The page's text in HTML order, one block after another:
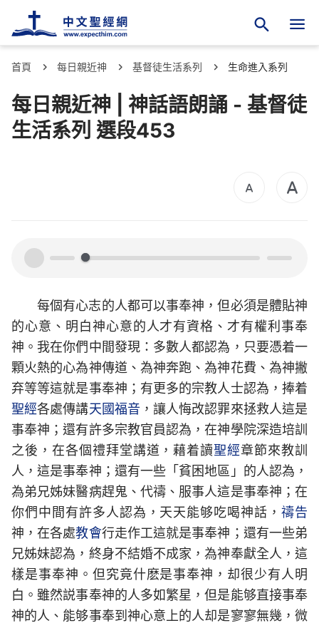
首頁 每日親近神 基督徒生活系列 生命進入系列
每日親近神 | 神話語朗誦 - 基督徒
生活系列 選段453
00:00 00:00
每個有心志的人都可以事奉神，但必須是體貼神
的心意、明白神心意的人才有資格、才有權利事奉
神。我在你們中間發現：多數人都認為，只要憑着一
顆火熱的心為神傳道、為神奔跑、為神花費、為神撇
弃等等這就是事奉神；有更多的宗教人士認為，捧着
聖經各處傳講天國福音 ，讓人悔改認罪來拯救人這是
事奉神；還有許多宗教官員認為，在神學院深造培訓
之後，在各個禮拜堂講道，藉着讀聖經章節來教訓
人，這是事奉神；還有一些「貧困地區」的人認為，
為弟兄姊妹醫病趕鬼、代禱、服事人這是事奉神；在
你們中間有許多人認為，天天能够吃喝神話，禱告
神，在各處教會行走作工這就是事奉神；還有一些弟
兄姊妹認為，終身不結婚不成家，為神奉獻全人，這
樣是事奉神。但究竟什麽是事奉神，却很少有人明
白。雖然説事奉神的人多如繁星，但是能够直接事奉
神的人、能够事奉到神心意上的人却是寥寥無幾，微